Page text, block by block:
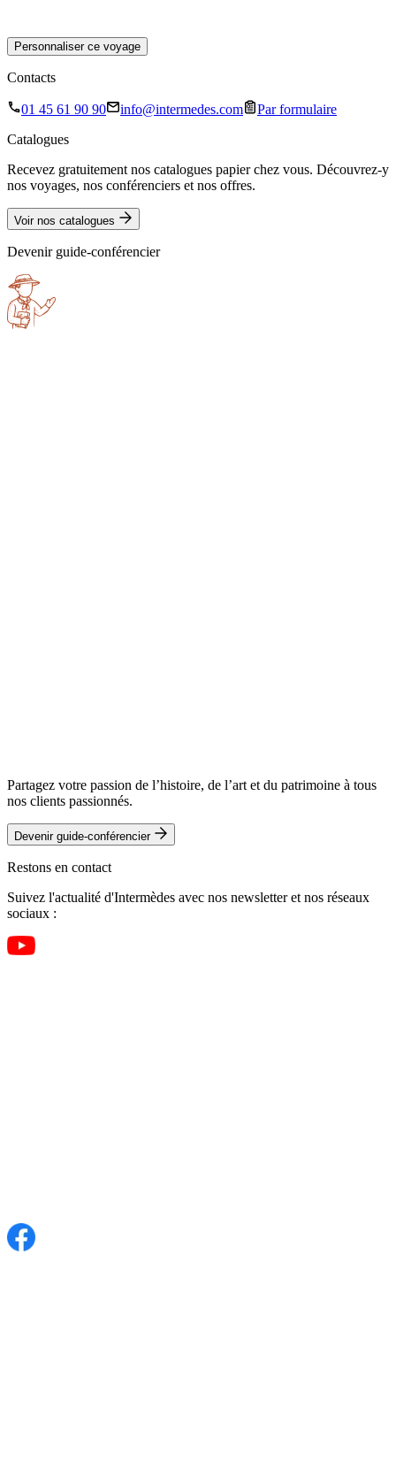
Personnaliser ce voyage
Contacts
01 45 61 90 90 info@intermedes.com
Par formulaire
Catalogues
Recevez gratuitement nos catalogues papier chez vous. Découvrez-y
nos voyages, nos conférenciers et nos offres.
Voir nos catalogues
Devenir guide-conférencier
Partagez votre passion de l’histoire, de l’art et du patrimoine à tous
nos clients passionnés.
Devenir guide-conférencier
Restons en contact
Suivez l'actualité d'Intermèdes avec nos newsletter et nos réseaux
sociaux :